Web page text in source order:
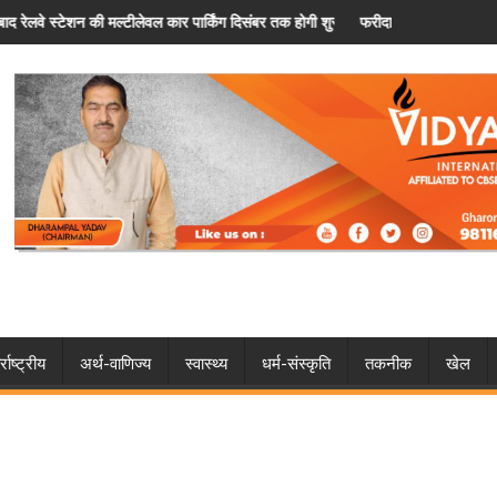
शुरू फरीदाबाद: पैसों के विवाद ने लिया खतरनाक मोड़, चचेरे भाई के घर में लगा दी आग
अर्थ-वाणिज्य स्वास्थ्य धर्म-संस्कृति तकनीक खेल